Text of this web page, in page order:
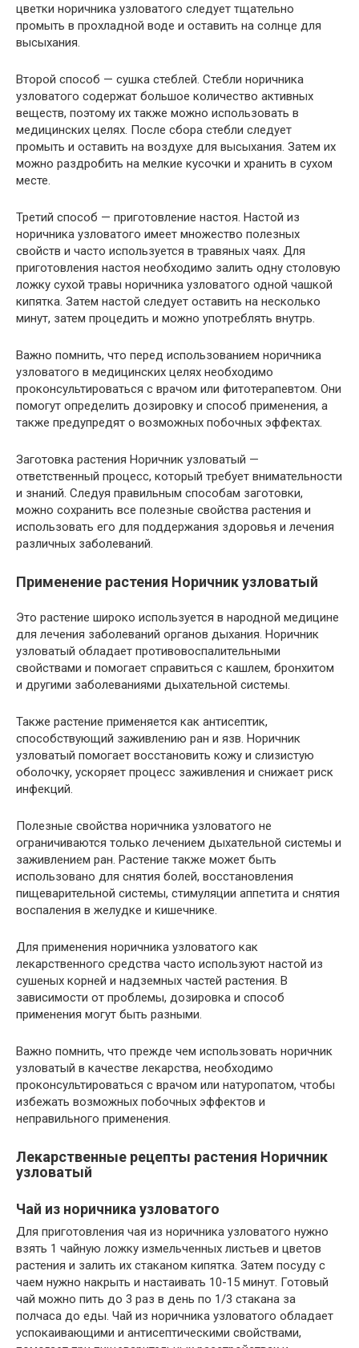
цветки норичника узловатого следует тщательно
промыть в прохладной воде и оставить на солнце для
высыхания.
Второй способ — сушка стеблей. Стебли норичника
узловатого содержат большое количество активных
веществ, поэтому их также можно использовать в
медицинских целях. После сбора стебли следует
промыть и оставить на воздухе для высыхания. Затем их
можно раздробить на мелкие кусочки и хранить в сухом
месте.
Третий способ — приготовление настоя. Настой из
норичника узловатого имеет множество полезных
свойств и часто используется в травяных чаях. Для
приготовления настоя необходимо залить одну столовую
ложку сухой травы норичника узловатого одной чашкой
кипятка. Затем настой следует оставить на несколько
минут, затем процедить и можно употреблять внутрь.
Важно помнить, что перед использованием норичника
узловатого в медицинских целях необходимо
проконсультироваться с врачом или фитотерапевтом. Они
помогут определить дозировку и способ применения, а
также предупредят о возможных побочных эффектах.
Заготовка растения Норичник узловатый —
ответственный процесс, который требует внимательности
и знаний. Следуя правильным способам заготовки,
можно сохранить все полезные свойства растения и
использовать его для поддержания здоровья и лечения
различных заболеваний.
Применение растения Норичник узловатый
Это растение широко используется в народной медицине
для лечения заболеваний органов дыхания. Норичник
узловатый обладает противовоспалительными
свойствами и помогает справиться с кашлем, бронхитом
и другими заболеваниями дыхательной системы.
Также растение применяется как антисептик,
способствующий заживлению ран и язв. Норичник
узловатый помогает восстановить кожу и слизистую
оболочку, ускоряет процесс заживления и снижает риск
инфекций.
Полезные свойства норичника узловатого не
ограничиваются только лечением дыхательной системы и
заживлением ран. Растение также может быть
использовано для снятия болей, восстановления
пищеварительной системы, стимуляции аппетита и снятия
воспаления в желудке и кишечнике.
Для применения норичника узловатого как
лекарственного средства часто используют настой из
сушеных корней и надземных частей растения. В
зависимости от проблемы, дозировка и способ
применения могут быть разными.
Важно помнить, что прежде чем использовать норичник
узловатый в качестве лекарства, необходимо
проконсультироваться с врачом или натуропатом, чтобы
избежать возможных побочных эффектов и
неправильного применения.
Лекарственные рецепты растения Норичник
узловатый
Чай из норичника узловатого
Для приготовления чая из норичника узловатого нужно
взять 1 чайную ложку измельченных листьев и цветов
растения и залить их стаканом кипятка. Затем посуду с
чаем нужно накрыть и настаивать 10-15 минут. Готовый
чай можно пить до 3 раз в день по 1/3 стакана за
полчаса до еды. Чай из норичника узловатого обладает
успокаивающими и антисептическими свойствами,